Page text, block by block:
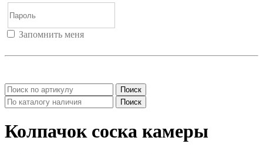
Запомнить меня
Поиск
Поиск
Колпачок соска камеры